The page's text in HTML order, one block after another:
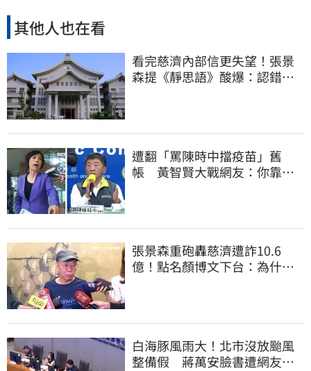
其他人也在看
看完慈濟內部信更失望！張景
森提《靜思語》酸爆：認錯有
遭翻「罵陳時中擋疫苗」舊
帳 黃智賢大戰網友：你靠我
張景森重砲轟慈濟遭詐10.6
億！點名顏博文下台：為什麼
白海豚風雨大！北市沒放颱風
整備假 蔣萬安臉書遭網友灌